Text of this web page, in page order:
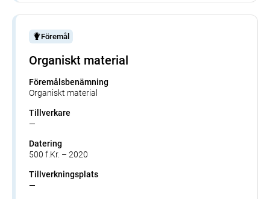
Föremål
Organiskt material
Föremålsbenämning
Organiskt material
Tillverkare
—
Datering
500 f.Kr. – 2020
Tillverkningsplats
—